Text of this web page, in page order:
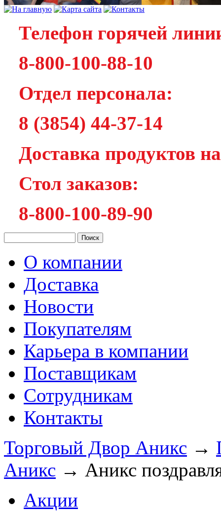
Телефон горячей
8-800-100-88-10
Отдел персонала:
8 (3854) 44-37-14
Доставка продуктов
Cтол заказов:
8-800-100-89-90
О компании
Доставка
Новости
Покупателям
Карьера в компании
Поставщикам
Сотрудникам
Контакты
Торговый Двор Аникс →
Аникс → Аникс
Акции